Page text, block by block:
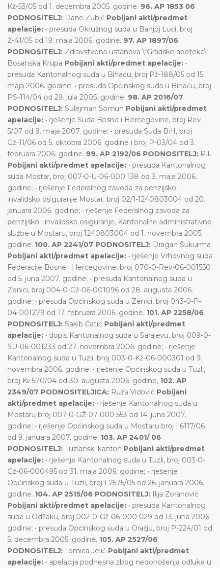
Kž-53/05 od 1. decembra 2005. godine. 96. AP 1853 06
PODNOSITELJ: Dane Zubić Pobijani akti/predmet
apelacije: • presuda Okružnog suda u Banjoj Luci, broj
Ž-41/05 od 19. maja 2006. godine. 97. AP 1897/06
PODNOSITELJ: Zdravstvena ustanova \"Gradske apoteke\"
Bosanska Krupa Pobijani akti/predmet apelacije: •
presuda Kantonalnog suda u Bihaću, broj Pž-188/05 od 15.
maja 2006. godine; • presuda Općinskog suda u Bihaću, broj
PS-114/04 od 29. jula 2005. godine. 98. AP 2016/07
PODNOSITELJ: Sulejman Somun Pobijani akti/predmet
apelacije: • rješenje Suda Bosne i Hercegovine, broj Rev-
5/07 od 9. maja 2007. godine; • presuda Suda BiH, broj
Gž-11/06 od 5. oktobra 2006. godine i broj P-03/04 od 3.
februara 2006. godine. 99. AP 2192/06 PODNOSITELJ: P.I.
Pobijani akti/predmet apelacije: • presuda Kantonalnog
suda Mostar, broj 007-0-U-06-000 138 od 3. maja 2006.
godine; • rješenje Federalnog zavoda za penzijsko i
invalidsko osiguranje Mostar, broj 02/1-1240803004 od 20.
januara 2006. godine; • rješenje Federalnog zavoda za
penzijsko i invalidsko osiguranje, Kantonalne administrativne
službe u Mostaru, broj 1240803004 od 1. novembra 2005.
godine. 100. AP 2241/07 PODNOSITELJ: Dragan Šukurma
Pobijani akti/predmet apelacije: • rješenje Vrhovnog suda
Federacije Bosne i Hercegovine, broj 070-0-Rev-06-001550
od 5. juna 2007. godine; • presuda Kantonalnog suda u
Zenici, broj 004-0-Gž-06-001096 od 28. augusta 2006.
godine; • presuda Općinskog suda u Zenici, broj 043-0-P-
04-001279 od 17. februara 2006. godine. 101. AP 2258/06
PODNOSITELJ: Sakib Ćatić Pobijani akti/predmet
apelacije: • dopis Kantonalnog suda u Sarajevu, broj 009-0-
SU-06-001233 od 27. novembra 2006. godine; • rješenje
Kantonalnog suda u Tuzli, broj 003-0-Kž-06-000301 od 9.
novembra 2006. godine; • rješenje Općinskog suda u Tuzli,
broj Kv.570/04 od 30. augusta 2006. godine, 102. AP
2349/07 PODNOSITELJICA: Ruža Vidović Pobijani
akti/predmet apelacije: • rješenje Kantonalnog suda u
Mostaru broj 007-0-GŽ-07-000 553 od 14. juna 2007.
godine; • rješenje Općinskog suda u Mostaru broj I:6117/06
od 9. januara 2007. godine. 103. AP 2401/ 06
PODNOSITELJ: Tuzlanski kanton Pobijani akti/predmet
apelacije: • rješenje Kantonalnog suda u Tuzli, broj 003-0-
Gž-06-000495 od 31. maja 2006. godine; • rješenje
Općinskog suda u Tuzli, broj I-2575/05 od 26. januara 2006.
godine. 104. AP 2515/06 PODNOSITELJ: Ilija Zoranović
Pobijani akti/predmet apelacije: • presuda Kantonalnog
suda u Odžaku, broj 002-0-Gž-06-000 029 od 13. juna 2006.
godine; • presuda Općinskog suda u Orašju, broj P-224/01 od
5. decembra 2005. godine. 105. AP 2527/06
PODNOSITELJ: Tomica Jelić Pobijani akti/predmet
apelacije: • apelacija podnesna zbog nedonošenja odluke u